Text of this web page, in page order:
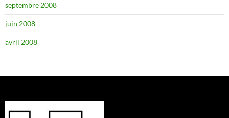
septembre 2008
juin 2008
avril 2008